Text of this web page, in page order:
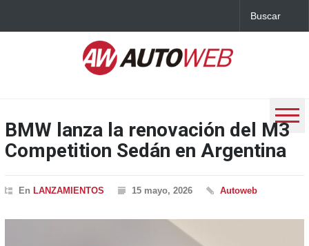
BMW lanza la renovación del M3
Competition Sedán en Argentina
En LANZAMIENTOS 15 mayo, 2026 Autoweb